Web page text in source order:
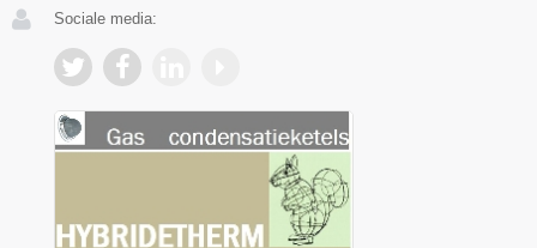
Sociale media: